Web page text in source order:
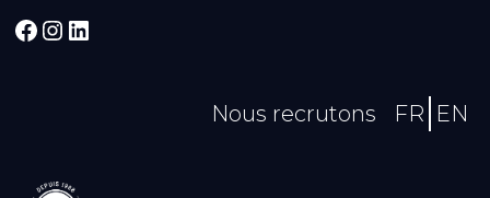
Facebook
Instagram
LinkedIn
Nous recrutons FR EN